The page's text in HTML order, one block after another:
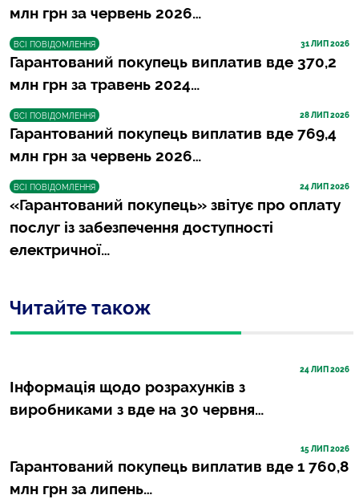
млн грн за червень 2026…
ВСІ ПОВІДОМЛЕННЯ 31 ЛИП 2026
Гарантований покупець виплатив вде 370,2
млн грн за травень 2024…
ВСІ ПОВІДОМЛЕННЯ 28 ЛИП 2026
Гарантований покупець виплатив вде 769,4
млн грн за червень 2026…
ВСІ ПОВІДОМЛЕННЯ 24 ЛИП 2026
«Гарантований покупець» звітує про оплату
послуг із забезпечення доступності
електричної…
Читайте також
24 ЛИП 2026
Інформація щодо розрахунків з
виробниками з вде на 30 червня…
15 ЛИП 2026
Гарантований покупець виплатив вде 1 760,8
млн грн за липень…